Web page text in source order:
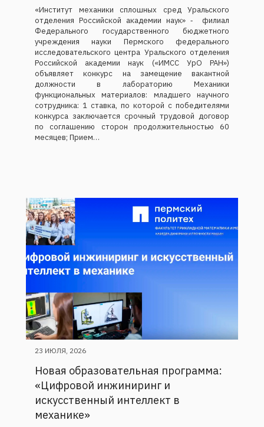
«Институт механики сплошных сред Уральского
отделения Российской академии наук» ‑ филиал
Федерального государственного бюджетного
учреждения науки Пермского федерального
исследовательского центра Уральского отделения
Российской академии наук («ИМСС УрО РАН»)
объявляет конкурс на замещение вакантной
должности в лабораторию Механики
функциональных материалов: младшего научного
сотрудника: 1 ставка, по которой с победителями
конкурса заключается срочный трудовой договор
по соглашению сторон продолжительностью 60
месяцев; Прием…
23 ИЮЛЯ, 2026
Новая образовательная программа:
«Цифровой инжиниринг и
искусственный интеллект в
механике»